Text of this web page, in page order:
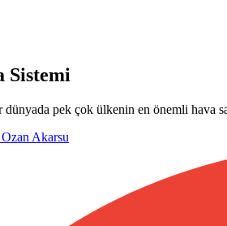
Sistemi
pek çok ülkenin en önemli hava
Ozan Akarsu